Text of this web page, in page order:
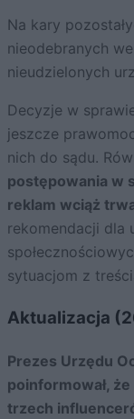
Na kary
nieodebranych
nieudzielonych
Decyzje w
jeszcze
nich do sądu.
postępowania w
reklam wciąż
rekomendacji dla
sytuacjom z
Aktualizacja
Prezes Urzędu
poinformował,
trzech